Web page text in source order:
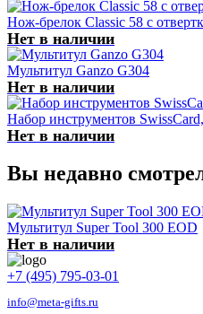
Нож-брелок Classic 58 с
Нет в наличии
Мультитул Ganzo G304
Нет в наличии
Набор инструментов
Нет в наличии
Вы недавно
Мультитул Super Tool 300 EOD
Нет в наличии
+7 (495) 795-03-01
info@meta-gifts.ru